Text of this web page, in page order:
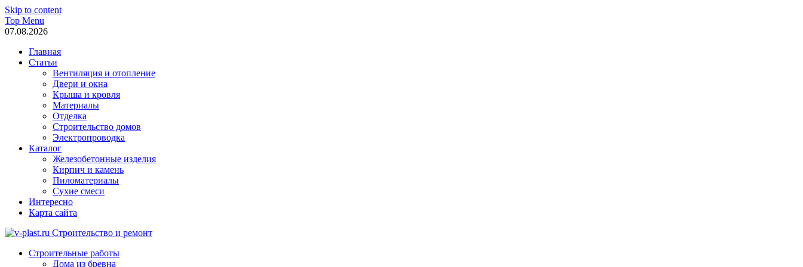
Skip to content
Top Menu
07.08.2026
Главная
Статьи
Вентиляция и отопление
Двери и окна
Крыша и кровля
Материалы
Отделка
Строительство домов
Электропроводка
Каталог
Железобетонные изделия
Кирпич и камень
Пиломатериалы
Сухие смеси
Интересно
Карта сайта
v-plast.ru Строительство и ремонт
Строительные работы
Дома из бревна